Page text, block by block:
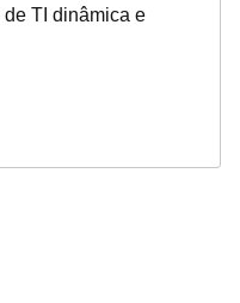
TI dinâmica e